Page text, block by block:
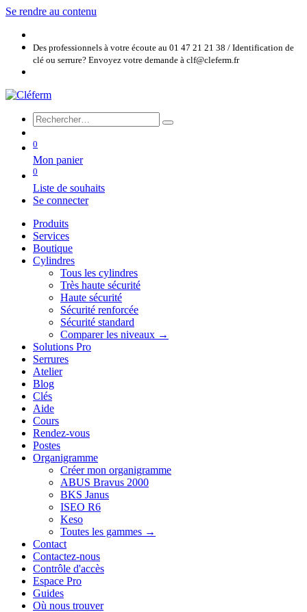
Se rendre au contenu
Des professionnels à votre écoute au 01 47 21 21 38 / Identification de
clé ou serrure? Envoyez votre demande à clf@cleferm.fr
0
Mon panier
0
Liste de souhaits
Se connecter
Produits
Services
Boutique
Cylindres
Tous les cylindres
Très haute sécurité
Haute sécurité
Sécurité renforcée
Sécurité standard
Comparer les niveaux →
Solutions Pro
Serrures
Atelier
Blog
Clés
Aide
Cours
Rendez-vous
Postes
Organigramme
Créer mon organigramme
ABUS Bravus 2000
BKS Janus
ISEO R6
Keso
Toutes les gammes →
Contact
Contactez-nous
Contrôle d'accès
Espace Pro
Guides
Où nous trouver